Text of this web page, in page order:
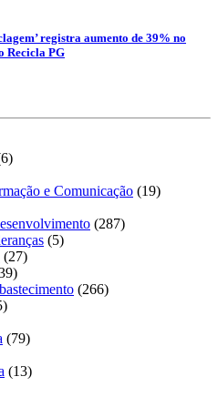
registra aumento de 39% no
Recicla PG
e Comunicação (19)
(287)
(5)
(27)
(266)
(79)
(13)